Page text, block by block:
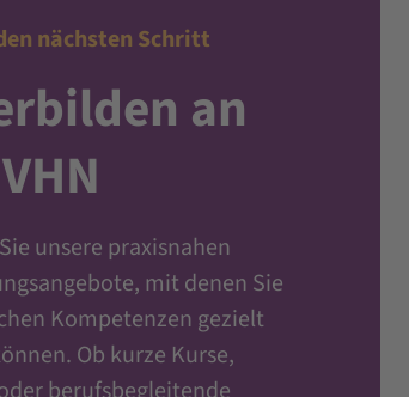
nächsten Schritt
an
unsere praxisnahen
mit denen Sie
Kompetenzen gezielt
Ob kurze Kurse,